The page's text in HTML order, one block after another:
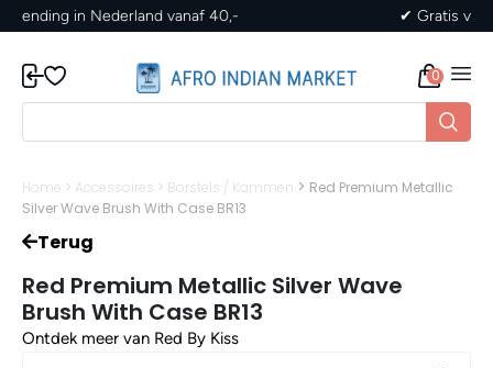
✔ Gratis verzending in Nederland vanaf 40,-
0
Home > Accessoires > Borstels / Kammen > Red Premium Metallic
Silver Wave Brush With Case BR13
Terug
Red Premium Metallic Silver Wave
Brush With Case BR13
Ontdek meer van Red By Kiss